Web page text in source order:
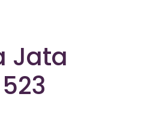
Jata